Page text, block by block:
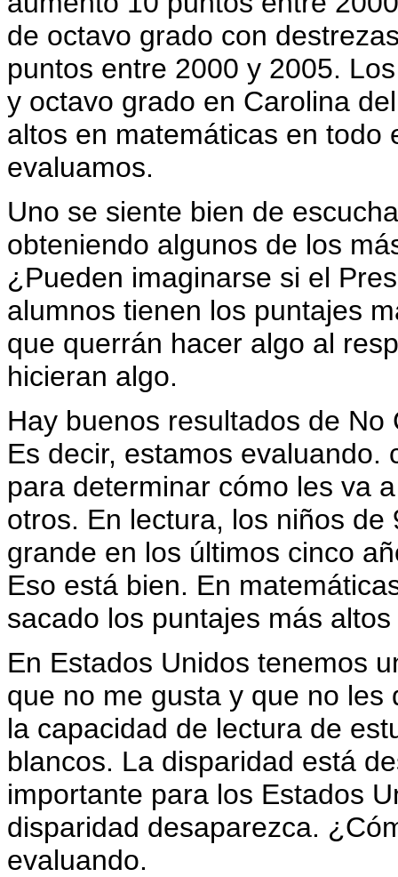
de octavo grado con
puntos entre 2000 y 2005.
y octavo grado en Carolina
altos en matemáticas en
evaluamos.
Uno se siente bien de
obteniendo algunos de los
¿Pueden imaginarse si el
alumnos tienen los puntajes
que querrán hacer algo al
hicieran algo.
Hay buenos resultados de
Es decir, estamos
para determinar cómo les va
otros. En lectura, los niños
grande en los últimos cinco
Eso está bien. En
sacado los puntajes más
En Estados Unidos tenemos
que no me gusta y que no
la capacidad de lectura de
blancos. La disparidad está
importante para los Estados
disparidad desaparezca.
evaluando.